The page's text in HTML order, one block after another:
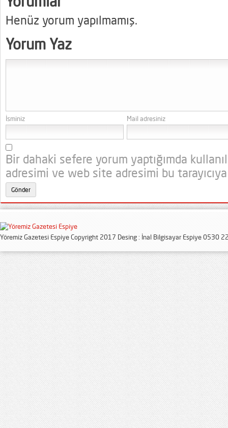
Henüz yorum yapılmamış.
Yorum Yaz
İsminiz Mail adresiniz
Bir dahaki sefere yorum yaptığımda
adresimi ve web site adresimi bu
Yöremiz Gazetesi Espiye Copyright 2017 Desing : İnal Bilgisayar Espiye 0530